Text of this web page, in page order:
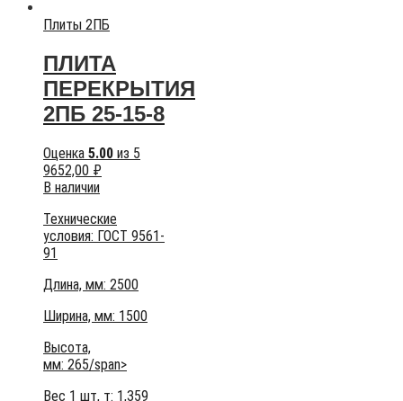
Плиты 2ПБ
ПЛИТА
ПЕРЕКРЫТИЯ
2ПБ 25-15-8
Оценка 5.00 из 5
9652,00 ₽
В наличии
Технические
условия: ГОСТ 9561-
91
Длина, мм: 2500
Ширина, мм: 1500
Высота,
мм: 265/span>
Вес 1 шт, т: 1,359